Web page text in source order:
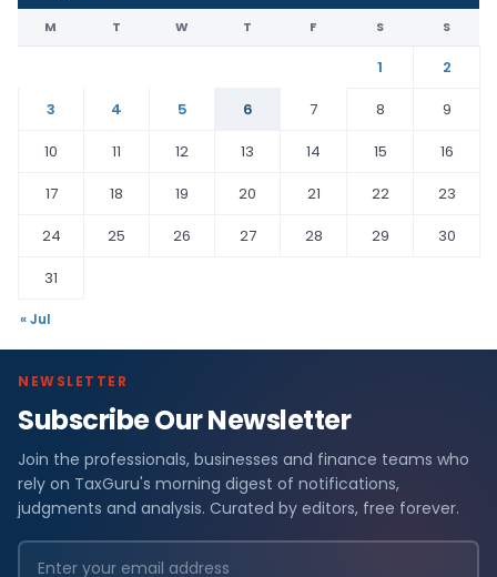
M T W T F S S
1
2
3
4 5 6 7 8
9
10
11 12 13 14 15
16
17
18 19 20 21 22
23
24
25 26 27 28 29
30
31
« Jul
NEWSLETTER
Subscribe Our Newsletter
Join the professionals, businesses and finance teams who
rely on TaxGuru's morning digest of notifications,
judgments and analysis. Curated by editors, free forever.